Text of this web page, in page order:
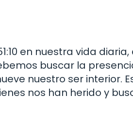
en nuestra vida
buscar la
nuestro ser interior.
nos han herido y